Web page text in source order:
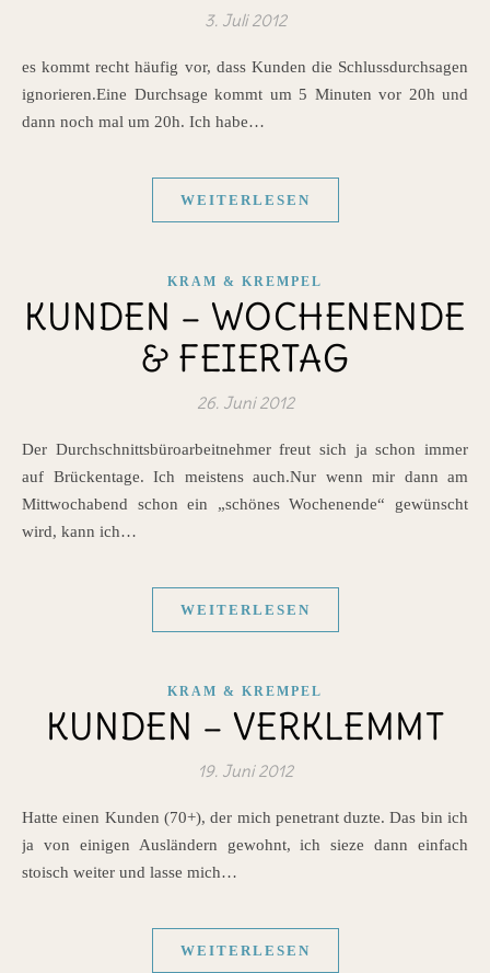
3. Juli 2012
es kommt recht häufig vor, dass Kunden die Schlussdurchsagen
ignorieren.Eine Durchsage kommt um 5 Minuten vor 20h und
dann noch mal um 20h. Ich habe…
WEITERLESEN
KRAM & KREMPEL
KUNDEN – WOCHENENDE
& FEIERTAG
26. Juni 2012
Der Durchschnittsbüroarbeitnehmer freut sich ja schon immer
auf Brückentage. Ich meistens auch.Nur wenn mir dann am
Mittwochabend schon ein „schönes Wochenende“ gewünscht
wird, kann ich…
WEITERLESEN
KRAM & KREMPEL
KUNDEN – VERKLEMMT
19. Juni 2012
Hatte einen Kunden (70+), der mich penetrant duzte. Das bin ich
ja von einigen Ausländern gewohnt, ich sieze dann einfach
stoisch weiter und lasse mich…
WEITERLESEN